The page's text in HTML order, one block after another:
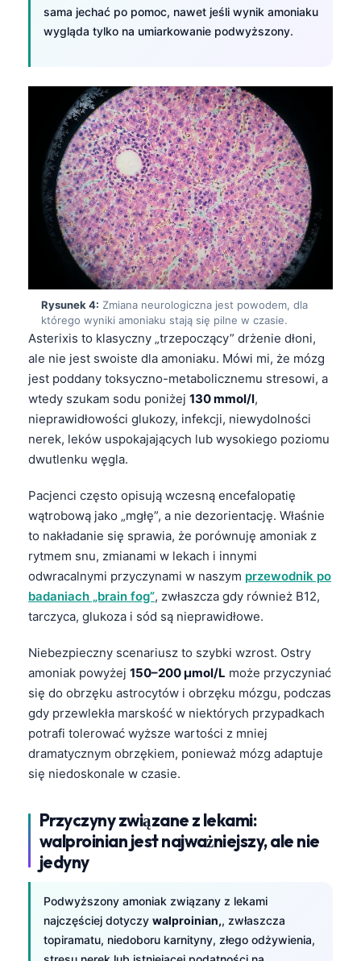
sama jechać po pomoc, nawet jeśli wynik amoniaku
wygląda tylko na umiarkowanie podwyższony.
Rysunek 4: Zmiana neurologiczna jest powodem, dla
którego wyniki amoniaku stają się pilne w czasie.
Asterixis to klasyczny „trzepoczący” drżenie dłoni,
ale nie jest swoiste dla amoniaku. Mówi mi, że mózg
jest poddany toksyczno-metabolicznemu stresowi, a
wtedy szukam sodu poniżej 130 mmol/l,
nieprawidłowości glukozy, infekcji, niewydolności
nerek, leków uspokajających lub wysokiego poziomu
dwutlenku węgla.
Pacjenci często opisują wczesną encefalopatię
wątrobową jako „mgłę”, a nie dezorientację. Właśnie
to nakładanie się sprawia, że porównuję amoniak z
rytmem snu, zmianami w lekach i innymi
odwracalnymi przyczynami w naszym przewodnik po
badaniach „brain fog”, zwłaszcza gdy również B12,
tarczyca, glukoza i sód są nieprawidłowe.
Niebezpieczny scenariusz to szybki wzrost. Ostry
amoniak powyżej 150–200 µmol/L może przyczyniać
się do obrzęku astrocytów i obrzęku mózgu, podczas
gdy przewlekła marskość w niektórych przypadkach
potrafi tolerować wyższe wartości z mniej
dramatycznym obrzękiem, ponieważ mózg adaptuje
się niedoskonale w czasie.
Przyczyny związane z lekami:
walproinian jest najważniejszy, ale nie
jedyny
Podwyższony amoniak związany z lekami
najczęściej dotyczy walproinian,, zwłaszcza
topiramatu, niedoboru karnityny, złego odżywienia,